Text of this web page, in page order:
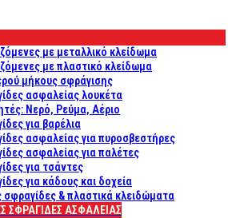
με μεταλλικό κλείδωμα
με πλαστικό κλείδωμα
μήκους σφράγισης
ασφαλείας λουκέτα
Νερό, Ρεύμα, Αέριο
για βαρέλια
ασφαλείας για πυροσβεστήρες
ασφαλείας για παλέτες
για τσάντες
για κάδους και δοχεία
σφραγίδες & πλαστικά κλειδώματα
ΣΦΡΑΓΙΔΕΣ ΑΣΦΑΛΕΙΑΣ